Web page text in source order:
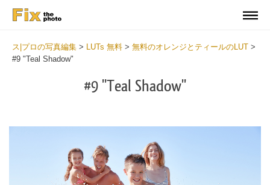
ス|プロの写真編集 > LUTs 無料 > 無料のオレンジとティールのLUT >
#9 "Teal Shadow"
#9 "Teal Shadow"